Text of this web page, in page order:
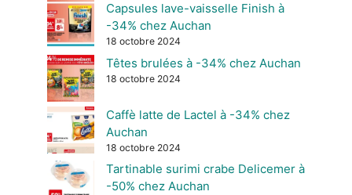
Capsules lave-vaisselle Finish à
-34% chez Auchan
18 octobre 2024
Têtes brulées à -34% chez Auchan
18 octobre 2024
Caffè latte de Lactel à -34% chez
Auchan
18 octobre 2024
Tartinable surimi crabe Delicemer à
-50% chez Auchan